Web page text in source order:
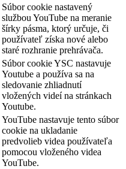
Súbor cookie nastavený
službou YouTube na meranie
šírky pásma, ktorý určuje, či
používateľ získa nové alebo
staré rozhranie prehrávača.
Súbor cookie YSC nastavuje
Youtube a používa sa na
sledovanie zhliadnutí
vložených videí na stránkach
Youtube.
YouTube nastavuje tento súbor
cookie na ukladanie
predvolieb videa používateľa
pomocou vloženého videa
YouTube.